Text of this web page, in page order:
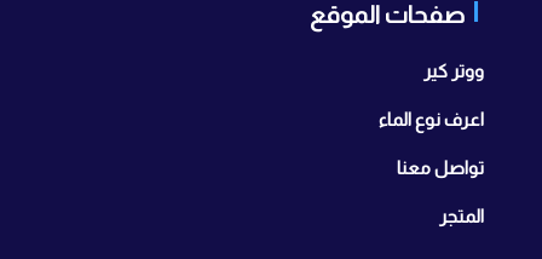
صفحات الموقع
ووتر كير
اعرف نوع الماء
تواصل معنا
المتجر